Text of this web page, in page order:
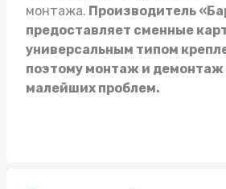
монтажа. Производитель
предоставляет сменные
универсальным типом
поэтому монтаж и демонтаж
малейших проблем.